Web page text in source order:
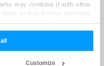
may combine it with other
or that they’ve collected
Customize